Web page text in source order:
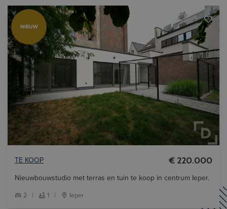
NIEUW
TE KOOP € 220.000
Nieuwbouwstudio met terras en tuin te koop in centrum Ieper.
2 | 1 | Ieper